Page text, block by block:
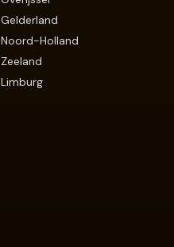
Gelderland
Noord-Holland
Zeeland
Limburg